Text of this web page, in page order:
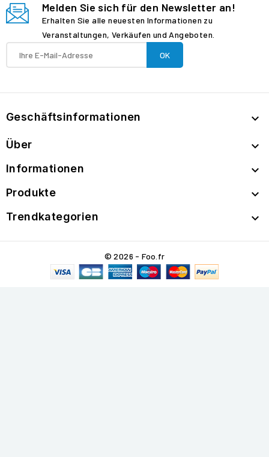
Melden Sie sich für den Newsletter an!
Erhalten Sie alle neuesten Informationen zu
Veranstaltungen, Verkäufen und Angeboten.
Geschäftsinformationen 
Über 
Informationen 
Produkte 
Trendkategorien 
© 2026 - Foo.fr